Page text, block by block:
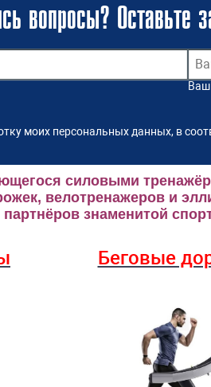
вопросы?
Ваш
моих персональных данных, в
силовыми
велотренажеров и
знаменитой
Беговые